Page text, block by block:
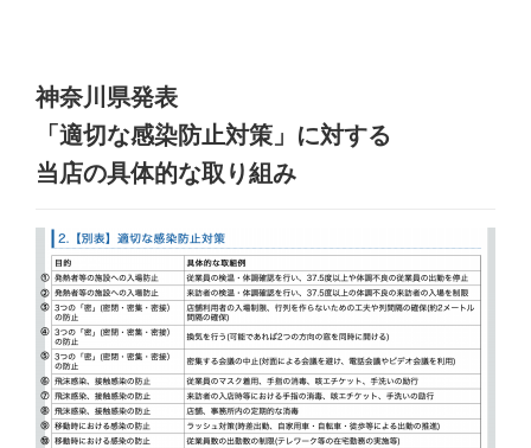
神奈川県発表
「適切な感染防止対策」に対する
当店の具体的な取り組み